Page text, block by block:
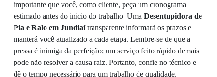
importante que você, como cliente, peça um cronograma
estimado antes do início do trabalho. Uma Desentupidora de
Pia e Ralo em Jundiaítransparente informará os prazos e
manterá você atualizado a cada etapa. Lembre-se de que a
pressa é inimiga da perfeição; um serviço feito rápido demais
pode não resolver a causa raiz. Portanto, confie no técnico e
dê o tempo necessário para um trabalho de qualidade.